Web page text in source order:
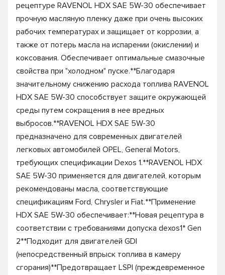
рецептуре RAVENOL HDX SAE 5W-30 обеспечивает
прочную масляную пленку даже при очень высоких
рабочих температурах и защищает от коррозии, а
также от потерь масла на испарении (окислении) и
коксования. Обеспечивает оптимальные смазочные
свойства при "холодном" пуске.**Благодаря
значительному снижению расхода топлива RAVENOL
HDX SAE 5W-30 способствует защите окружающей
среды путем сокращения в нее вредных
выбросов.**RAVENOL HDX SAE 5W-30
предназначено для современных двигателей
легковых автомобилей OPEL, General Motors,
требующих спецификации Dexos 1.**RAVENOL HDX
SAE 5W-30 применяется для двигателей, которым
рекомендованы масла, соответствующие
спецификациям Ford, Chrysler и Fiat.**Применение
HDX SAE 5W-30 обеспечивает:**Новая рецептура в
соответствии с требованиями допуска dexos1* Gen
2**Подходит для двигателей GDI
(непосредственный впрыск топлива в камеру
сгорания)**Предотвращает LSPI (преждевременное